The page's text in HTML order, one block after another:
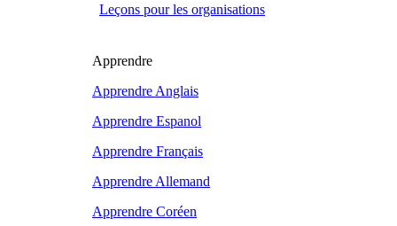
Leçons pour les organisations
Apprendre
Apprendre Anglais
Apprendre Espanol
Apprendre Français
Apprendre Allemand
Apprendre Coréen